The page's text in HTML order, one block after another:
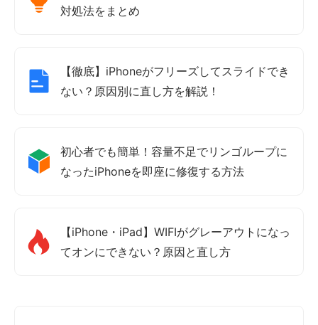
対処法をまとめ
【徹底】iPhoneがフリーズしてスライドでき
ない？原因別に直し方を解説！
初心者でも簡単！容量不足でリンゴループに
なったiPhoneを即座に修復する方法
【iPhone・iPad】WIFIがグレーアウトになっ
てオンにできない？原因と直し方